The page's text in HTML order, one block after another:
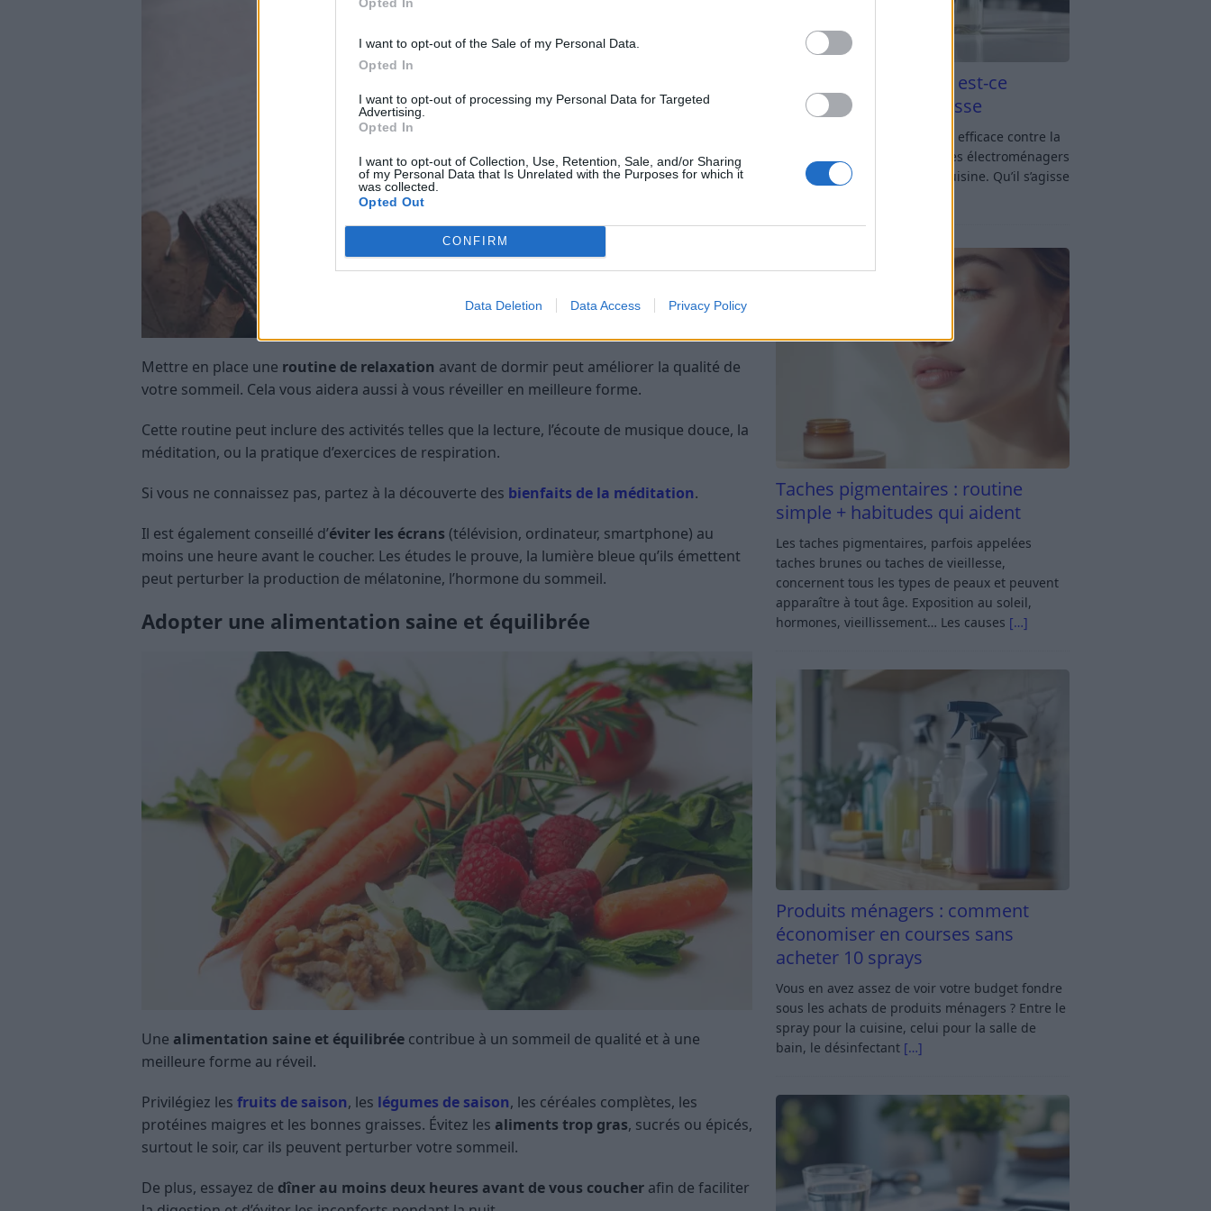
I want to opt-out of the Sale of my Personal Data.
Opted In
I want to opt-out of processing my Personal Data for Targeted
Advertising.
Opted In
I want to opt-out of Collection, Use, Retention, Sale, and/or Sharing
of my Personal Data that Is Unrelated with the Purposes for which it
was collected.
Opted Out
CONFIRM
Data Deletion Data Access Privacy Policy
Mettre en place une routine de relaxation avant de dormir peut améliorer la qualité de
votre sommeil. Cela vous aidera aussi à vous réveiller en meilleure forme.
Cette routine peut inclure des activités telles que la lecture, l’écoute de musique douce, la
méditation, ou la pratique d’exercices de respiration.
Si vous ne connaissez pas, partez à la découverte des bienfaits de la méditation.
Il est également conseillé d’éviter les écrans (télévision, ordinateur, smartphone) au
moins une heure avant le coucher. Les études le prouve, la lumière bleue qu’ils émettent
peut perturber la production de mélatonine, l’hormone du sommeil.
Adopter une alimentation saine et équilibrée
Une alimentation saine et équilibrée contribue à un sommeil de qualité et à une
meilleure forme au réveil.
Privilégiez les fruits de saison, les légumes de saison, les céréales complètes, les
protéines maigres et les bonnes graisses. Évitez les aliments trop gras, sucrés ou épicés,
surtout le soir, car ils peuvent perturber votre sommeil.
De plus, essayez de dîner au moins deux heures avant de vous coucher afin de faciliter
Vinaigre blanc et four est-ce
efficace contre la graisse
Vinaigre blanc et four : est-ce efficace contre la
graisse ? Le four fait partie des électroménagers
les plus sollicités dans une cuisine. Qu’il s’agisse
Taches pigmentaires : routine
simple + habitudes qui aident
Les taches pigmentaires, parfois appelées
taches brunes ou taches de vieillesse,
concernent tous les types de peaux et peuvent
apparaître à tout âge. Exposition au soleil,
hormones, vieillissement… Les causes […]
Produits ménagers : comment
économiser en courses sans
acheter 10 sprays
Vous en avez assez de voir votre budget fondre
sous les achats de produits ménagers ? Entre le
spray pour la cuisine, celui pour la salle de
bain, le désinfectant […]